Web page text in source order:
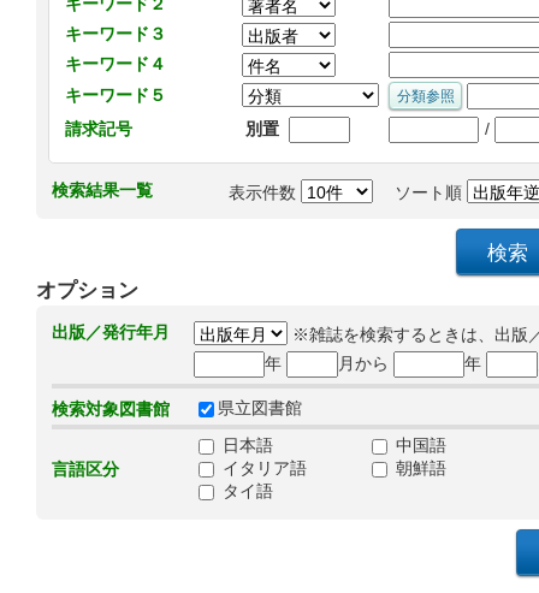
キーワード３
キーワード４
キーワード５
請求記号
別置 /
検索結果一覧 表示件数 ソート順
オプション
出版／発行年月
※雑誌を検索するときは、出版
年
月から 年
検索対象図書館 県立図書館
言語区分
日本語
中国語
イタリア語
朝鮮語
タイ語